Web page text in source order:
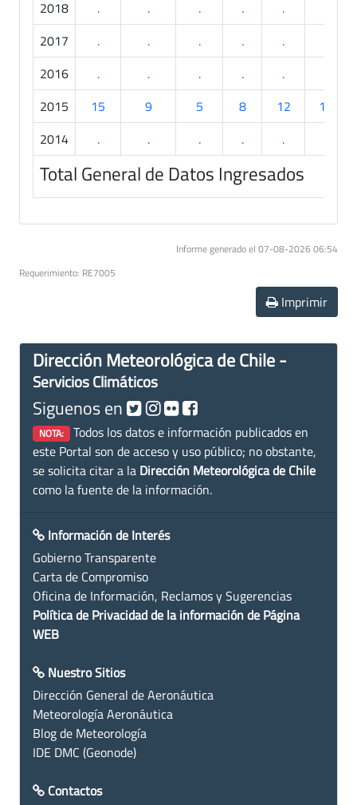
2018
. . . . .
2017
. . . . .
2016
. . . . .
2015
15 9 5 8 12
10
2014
. . . . .
Total General de Datos Ingresados
Informe generado el 07-08-2026 06:54
Requerimiento: RE7005
Imprimir
Dirección Meteorológica de Chile -
Servicios Climáticos
Siguenos en
NOTA: Todos los datos e información publicados en
este Portal son de acceso y uso público; no obstante,
se solicita citar a la Dirección Meteorológica de Chile
como la fuente de la información.
Información de Interés
Gobierno Transparente
Carta de Compromiso
Oficina de Información, Reclamos y Sugerencias
Política de Privacidad de la información de Página
WEB
Nuestro Sitios
Dirección General de Aeronáutica
Meteorología Aeronáutica
Blog de Meteorología
IDE DMC (Geonode)
Contactos